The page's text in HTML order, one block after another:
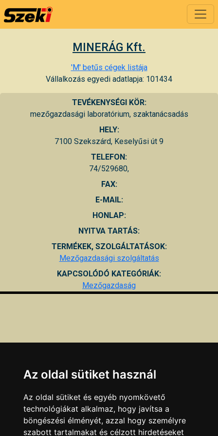
MINERÁG Kft.
'M' betűs cégek listája
Vállalkozás egyedi adatlapja: 101434
TEVÉKENYSÉGI KÖR:
mezőgazdasági laboratórium, szaktanácsadás
HELY:
7100 Szekszárd, Keselyűsi út 9
TELEFON:
74/529680,
FAX:
E-MAIL:
HONLAP:
NYITVA TARTÁS:
TERMÉKEK, SZOLGÁLTATÁSOK:
Mezőgazdasági szolgáltatás
KAPCSOLÓDÓ KATEGÓRIÁK:
Mezőgazdaság
Az oldal sütiket használ
Az oldal sütiket és egyéb nyomkövető
technológiákat alkalmaz, hogy javítsa a
böngészési élményét, azzal hogy személyre
szabott tartalmakat és célzott hirdetéseket